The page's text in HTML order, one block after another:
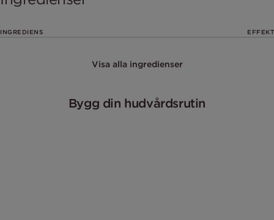
INGREDIENS EFFEKT
Visa alla ingredienser
Bygg din hudvårdsrutin